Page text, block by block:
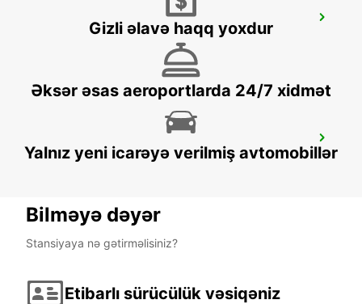
VENICE DT - IKC
VENEZIA - ITALY
ROVIGO
ROVIGO - ITALY
Gizli əlavə haqq yoxdur
Əksər əsas aeroportlarda 24/7 xidmət
Yalnız yeni icarəyə verilmiş avtomobillər
Bilməyə dəyər
Stansiyaya nə gətirməlisiniz?
Etibarlı sürücülük vəsiqəniz